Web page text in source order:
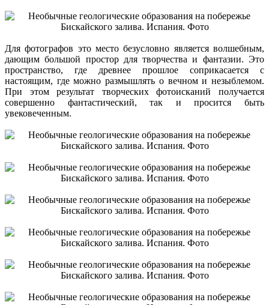
Для фотографов это место безусловно является волшебным,
дающим большой простор для творчества и фантазии. Это
пространство, где древнее прошлое соприкасается с
настоящим, где можно размышлять о вечном и незыблемом.
При этом результат творческих фотоисканий получается
совершенно фантастический, так и просится быть
увековеченным.